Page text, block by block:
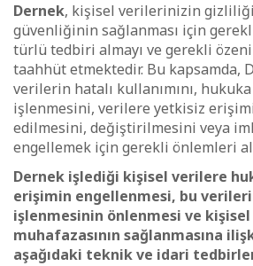
Dernek, kişisel verilerinizin
güvenliğinin sağlanması için
türlü tedbiri almayı ve gerekli
taahhüt etmektedir. Bu kapsamda,
verilerin hatalı kullanımını,
işlenmesini, verilere yetkisiz
edilmesini, değiştirilmesini veya
engellemek için gerekli önlemleri
Dernek işlediği kişisel verilere
erişimin engellenmesi, bu
işlenmesinin önlenmesi ve
muhafazasının sağlanmasına
aşağıdaki teknik ve idari